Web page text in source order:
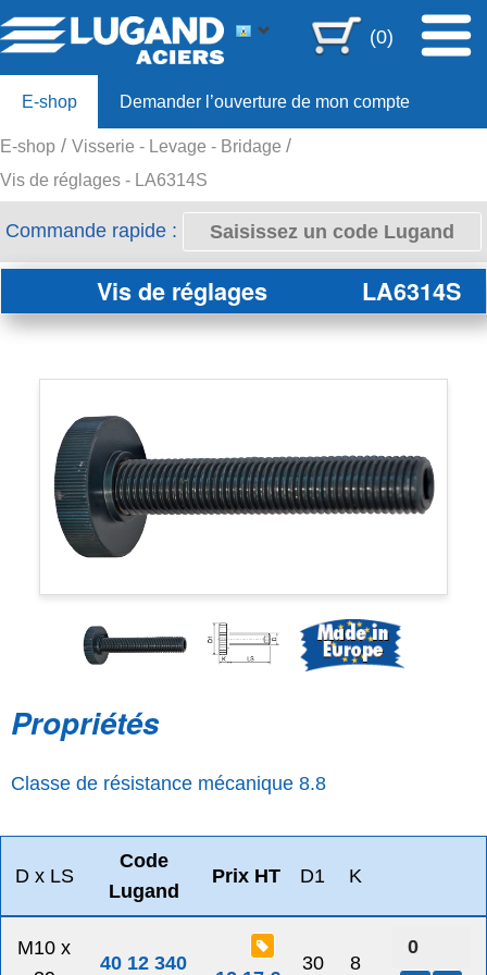
(0)
E-shop Demander l’ouverture de mon compte
Offre 80ans
E-shop
Visserie - Levage - Bridage
Vis de réglages - LA6314S
Commande rapide :
Vis de réglages LA6314S
Propriétés
Classe de résistance mécanique 8.8
D x LS
Code
Lugand
Prix HT D1 K
M10 x
40 12 340 30 8